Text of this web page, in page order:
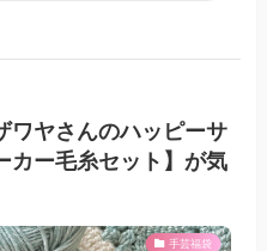
ワヤさんのハッピーサ
カー毛糸セット】が気
手芸福袋